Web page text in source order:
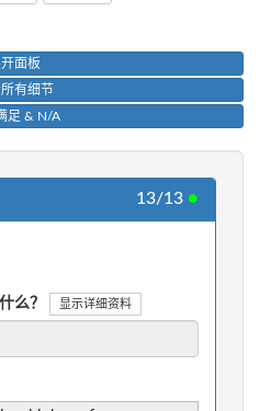
面板
有细节
足 & N/A
13/13 ●
么？ 显示详细资料